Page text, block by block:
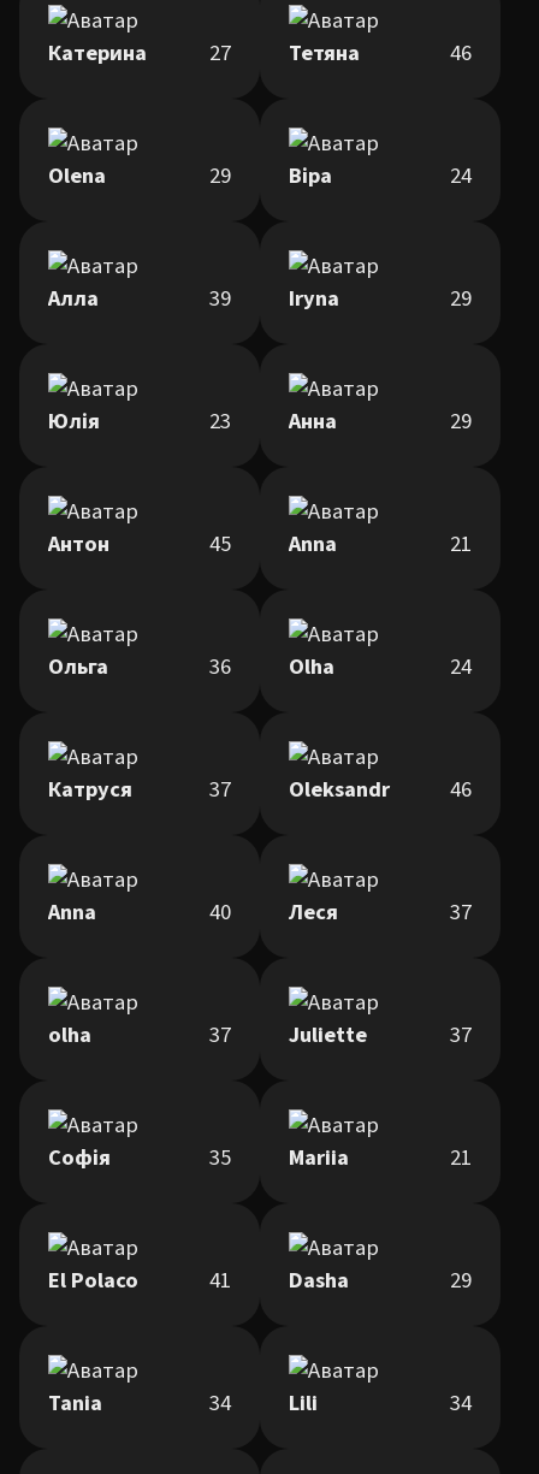
Катерина 27 Тетяна 46
Olena 29 Віра 24
Алла 39 Iryna 29
Юлія 23 Анна 29
Антон 45 Anna 21
Ольга 36 Olha 24
Катруся 37 Oleksandr 46
Anna 40 Леся 37
olha 37 Juliette 37
Софія 35 Mariia 21
El Polaco 41 Dasha 29
Tania 34 Lili 34